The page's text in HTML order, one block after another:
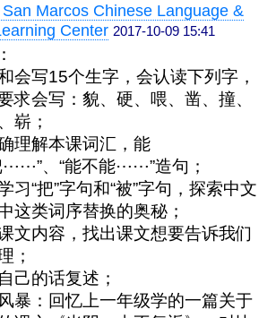
Marcos Chinese Language &
Center 2017-10-09 15:41
会写15个生字，会认读下列字，
求会写：貌、硬、喂、凿、撞、
崭；
理解本课词汇，能
⋯⋯”、“能不能⋯⋯”造句；
习“把”字句和“被”字句，探索中文
这类词序替换的奥秘；
文内容，找出课文想要告诉我们
；
己的话复述；
暴：回忆上一年级学的一篇关于